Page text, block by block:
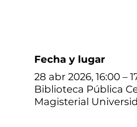
Fecha y lugar
28 abr 2026, 16:00 –
Biblioteca Pública
Magisterial